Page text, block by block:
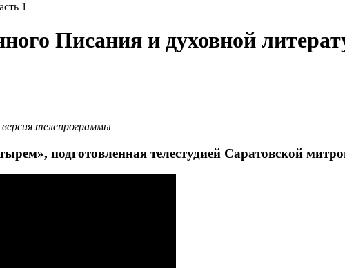
1
Писания и духовной
версия телепрограммы
подготовленная телестудией Саратовской